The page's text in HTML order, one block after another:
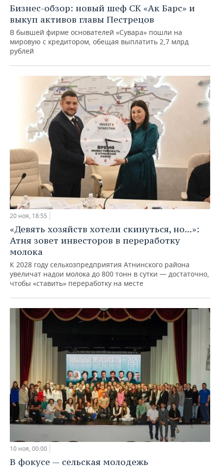
Бизнес-обзор: новый шеф СК «Ак Барс» и
выкуп активов главы Пестрецов
В бывшей фирме основателей «Сувара» пошли на
мировую с кредитором, обещая выплатить 2,7 млрд
рублей
20 ноя, 18:55
«Девять хозяйств хотели скинуться, но...»:
Атня зовет инвесторов в переработку
молока
К 2028 году сельхозпредприятия Атнинского района
увеличат надои молока до 800 тонн в сутки — достаточно,
чтобы «ставить» переработку на месте
10 ноя, 00:00
В фокусе — сельская молодежь